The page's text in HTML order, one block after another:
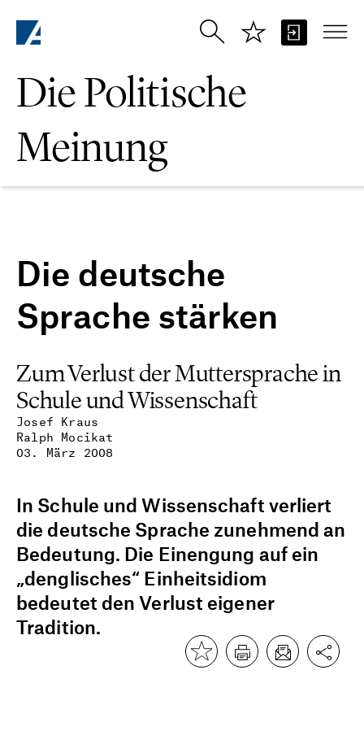
Die Politische
Meinung
Die deutsche
Sprache stärken
Josef Kraus
Ralph Mocikat
03. März 2008
Zum Verlust der Muttersprache in
Schule und Wissenschaft
In Schule und Wissenschaft verliert
die deutsche Sprache zunehmend an
Bedeutung. Die Einengung auf ein
„denglisches“ Einheitsidiom
bedeutet den Verlust eigener
Tradition.